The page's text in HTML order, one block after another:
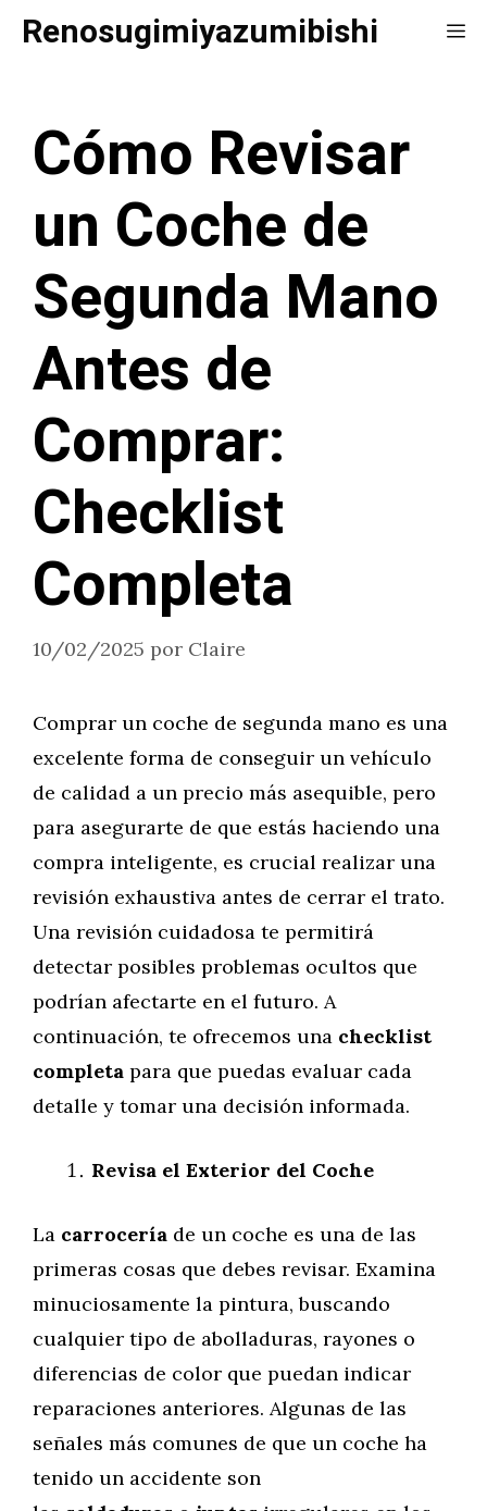
SaltarRenosugimiyazumibishi
Cómo Revisar
un Coche de
Segunda Mano
Antes de
Comprar:
Checklist
Completa
10/02/2025 por Claire
Comprar un coche de segunda mano es una
excelente forma de conseguir un vehículo
de calidad a un precio más asequible, pero
para asegurarte de que estás haciendo una
compra inteligente, es crucial realizar una
revisión exhaustiva antes de cerrar el trato.
Una revisión cuidadosa te permitirá
detectar posibles problemas ocultos que
podrían afectarte en el futuro. A
continuación, te ofrecemos una checklist
completa para que puedas evaluar cada
detalle y tomar una decisión informada.
Revisa el Exterior del Coche
La carrocería de un coche es una de las
primeras cosas que debes revisar. Examina
minuciosamente la pintura, buscando
cualquier tipo de abolladuras, rayones o
diferencias de color que puedan indicar
reparaciones anteriores. Algunas de las
señales más comunes de que un coche ha
tenido un accidente son